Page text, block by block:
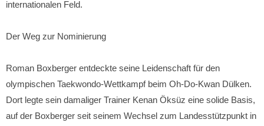
internationalen Feld.
Der Weg zur Nominierung
Roman Boxberger entdeckte seine Leidenschaft für den
olympischen Taekwondo-Wettkampf beim Oh-Do-Kwan Dülken.
Dort legte sein damaliger Trainer Kenan Öksüz eine solide Basis,
auf der Boxberger seit seinem Wechsel zum Landesstützpunkt in